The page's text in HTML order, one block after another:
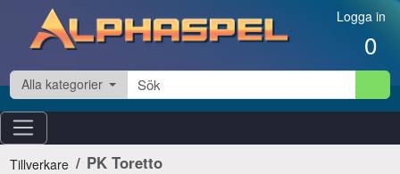
Hoppa till innehåll Logga in
0
Alla kategorier
Tillverkare PK Toretto